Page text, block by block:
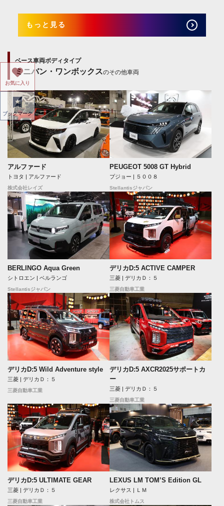
もっと見る
ベース車両ボディタイプ
ミニバン・ワンボックスのその他車両
アルファード
トヨタ | アルファード
株式会社レイズ
PEUGEOT 5008 GT Hybrid
プジョー | ５００８
Stellantisジャパン
BERLINGO Aqua Green
シトロエン | ベルランゴ
Stellantisジャパン
デリカD:5 ACTIVE CAMPER
三菱 | デリカＤ：５
三菱自動車工業
デリカD:5 Wild Adventure style
三菱 | デリカＤ：５
三菱自動車工業
デリカD:5 AXCR2025サポートカ
ー
三菱 | デリカＤ：５
三菱自動車工業
デリカD:5 ULTIMATE GEAR
三菱 | デリカＤ：５
三菱自動車工業
LEXUS LM TOM’S Edition GL
レクサス | ＬＭ
株式会社トムス
お気に入り
ブックマーク